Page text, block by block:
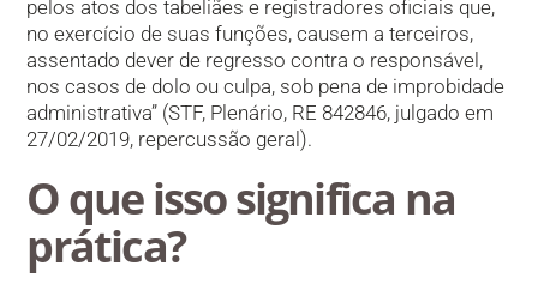
pelos atos dos tabeliães e registradores oficiais que,
no exercício de suas funções, causem a terceiros,
assentado dever de regresso contra o responsável,
nos casos de dolo ou culpa, sob pena de improbidade
administrativa” (STF, Plenário, RE 842846, julgado em
27/02/2019, repercussão geral).
O que isso significa na
prática?